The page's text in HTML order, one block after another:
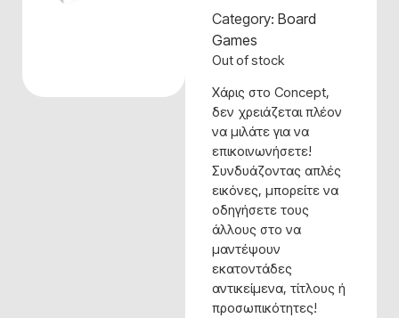
Category: Board
Games
Out of stock
Χάρις στο Concept,
δεν χρειάζεται πλέον
να μιλάτε για να
επικοινωνήσετε!
Συνδυάζοντας απλές
εικόνες, μπορείτε να
οδηγήσετε τους
άλλους στο να
μαντέψουν
εκατοντάδες
αντικείμενα, τίτλους ή
προσωπικότητες!